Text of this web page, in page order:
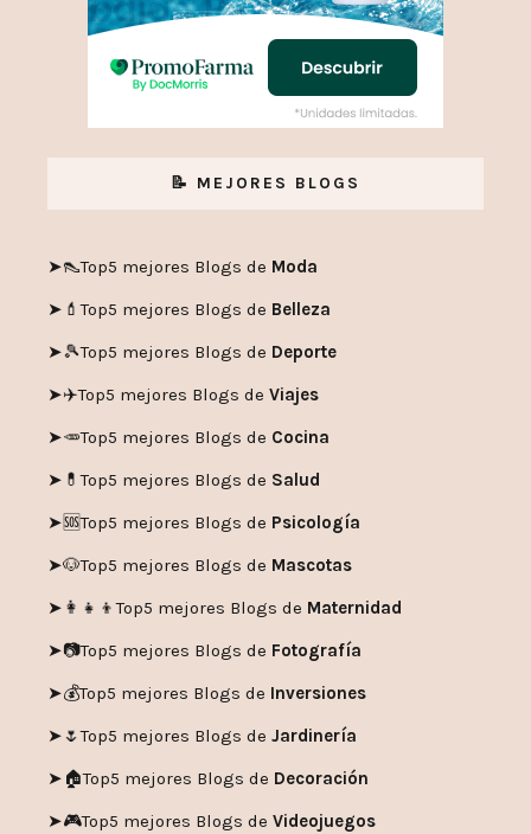
📝 MEJORES BLOGS
➤👠Top5 mejores Blogs de Moda
➤💄Top5 mejores Blogs de Belleza
➤🎾Top5 mejores Blogs de Deporte
➤✈️Top5 mejores Blogs de Viajes
➤🥕Top5 mejores Blogs de Cocina
➤💊Top5 mejores Blogs de Salud
➤🆘Top5 mejores Blogs de Psicología
➤🐶Top5 mejores Blogs de Mascotas
➤👩‍👧‍👦Top5 mejores Blogs de Maternidad
➤📷Top5 mejores Blogs de Fotografía
➤💰Top5 mejores Blogs de Inversiones
➤🌷Top5 mejores Blogs de Jardinería
➤🏠Top5 mejores Blogs de Decoración
➤🎮Top5 mejores Blogs de Videojuegos